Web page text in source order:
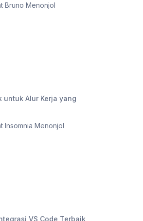
Bruno Menonjol
untuk Alur Kerja yang
Insomnia Menonjol
VS Code Terbaik